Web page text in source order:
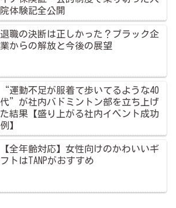
院体験記全公開
退職の決断は正しかった？ブラック企
業からの解放と今後の展望
“運動不足が服着て歩いてるような40
代”が社内バドミントン部を立ち上げ
た結果【盛り上がる社内イベント成功
例】
【全年齢対応】女性向けのかわいいギ
フトはTANPがおすすめ